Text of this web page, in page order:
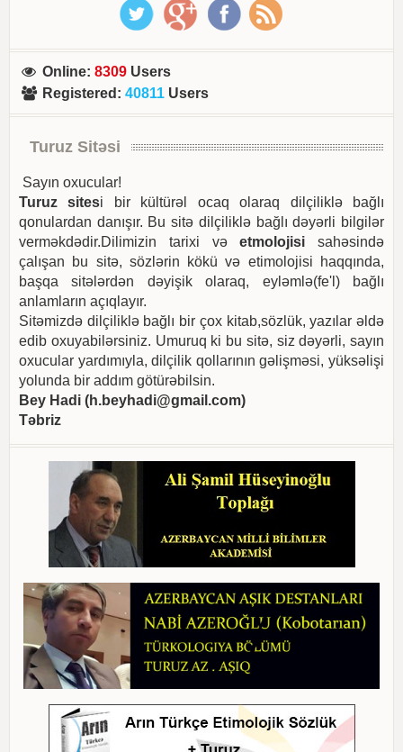
Online:8309 Users
Registered :40811 Users
Turuz Sitəsi
Sayın oxucular!
Turuz sitesi bir kültürəl ocaq olaraq dilçiliklə bağlı
qonulardan danışır. Bu sitə dilçiliklə bağlı dəyərli bilgilər
verməkdədir.Dilimizin tarixi vəetmolojisi sahəsində
çalışan bu sitə, sözlərin kökü və etimolojisi haqqında,
başqa sitələrdən dəyişik olaraq, eyləmlə(fe'l) bağlı
anlamların açıqlayır.
Sitəmizdə dilçiliklə bağlı bir çox kitab,sözlük, yazılar əldə
edib oxuyabilərsiniz. Umuruq ki bu sitə, siz dəyərli, sayın
oxucular yardımıyla, dilçilik qollarının gəlişməsi, yüksəlişi
yolunda bir addım götürəbilsin.
Bey Hadi (h.beyhadi@gmail.com)
Təbriz